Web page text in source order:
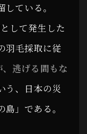
ている。
して発生した
羽毛採取に従
逃げる間もな
う、日本の災
」である。